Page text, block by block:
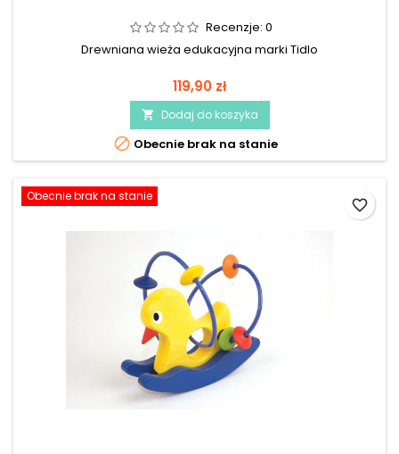
Recenzje: 0
Drewniana wieża edukacyjna marki Tidlo
119,90 zł
 Dodaj do koszyka
 Obecnie brak na stanie
Obecnie brak na stanie
favorite_border